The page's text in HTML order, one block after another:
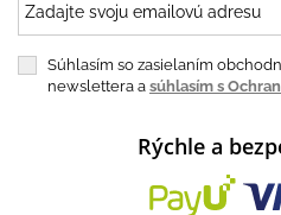
Súhlasím so zasielaním
newslettera a súhlasím s
Rýchle a